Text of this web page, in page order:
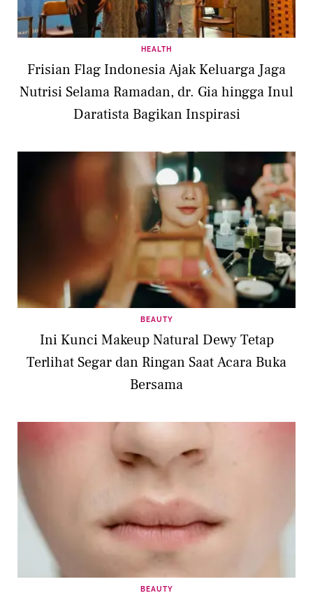
HEALTH
Frisian Flag Indonesia Ajak Keluarga Jaga
Nutrisi Selama Ramadan, dr. Gia hingga Inul
Daratista Bagikan Inspirasi
BEAUTY
Ini Kunci Makeup Natural Dewy Tetap
Terlihat Segar dan Ringan Saat Acara Buka
Bersama
BEAUTY